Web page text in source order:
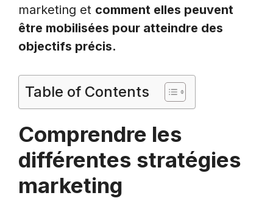
marketing et comment elles peuvent
être mobilisées pour atteindre des
objectifs précis.
Table of Contents
Comprendre les
différentes stratégies
marketing